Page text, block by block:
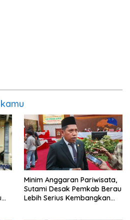
Minim Anggaran Pariwisata,
Sutami Desak Pemkab Berau
Lebih Serius Kembangkan